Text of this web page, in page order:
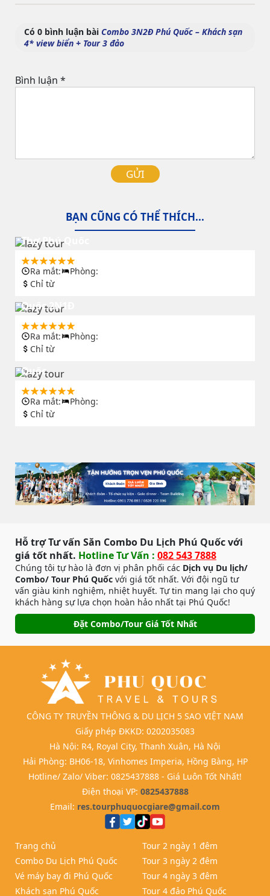
Có 0 bình luận bài Combo 3N2Đ Phú Quốc – Khách sạn
4* view biển + Tour 3 đảo
Bình luận *
GỬI
BẠN CŨNG CÓ THỂ THÍCH...
Nghỉ dưỡng đẳng cấp cùng combo/tour Cần
Thơ Phú Quốc
Ra mắt:
Phòng:
Chỉ từ
Quốc 2N1Đ
Ra mắt:
Phòng:
Chỉ từ
Quốc
Ra mắt:
Phòng:
Chỉ từ
Hỗ trợ Tư vấn Săn Combo Du Lịch Phú Quốc với
giá tốt nhất. Hotline Tư Vấn : 082 543 7888
Chúng tôi tự hào là đơn vị phân phối các Dịch vụ Du lịch/
Combo/ Tour Phú Quốc với giá tốt nhất. Với đội ngũ tư
vấn giàu kinh nghiệm, nhiệt huyết. Tự tin mang lại cho quý
khách hàng sự lựa chọn hoàn hảo nhất tại Phú Quốc!
Đặt Combo/Tour Giá Tốt Nhất
CÔNG TY TRUYỀN THÔNG & DU LỊCH 5 SAO VIỆT NAM
Giấy phép ĐKKD: 0202035083
Hà Nội: R4, Royal City, Thanh Xuân, Hà Nội
Hải Phòng: BH06-18, Vinhomes Imperia, Hồng Bàng, HP
Hotline/ Zalo/ Viber: 0825437888 - Giá Luôn Tốt Nhất!
Điện thoại VP: 0825437888
Email: res.tourphuquocgiare@gmail.com
Trang chủ
Combo Du Lịch Phú Quốc
Vé máy bay đi Phú Quốc
Khách sạn Phú Quốc
Tour 2 ngày 1 đêm
Tour 3 ngày 2 đêm
Tour 4 ngày 3 đêm
Tour 4 đảo Phú Quốc